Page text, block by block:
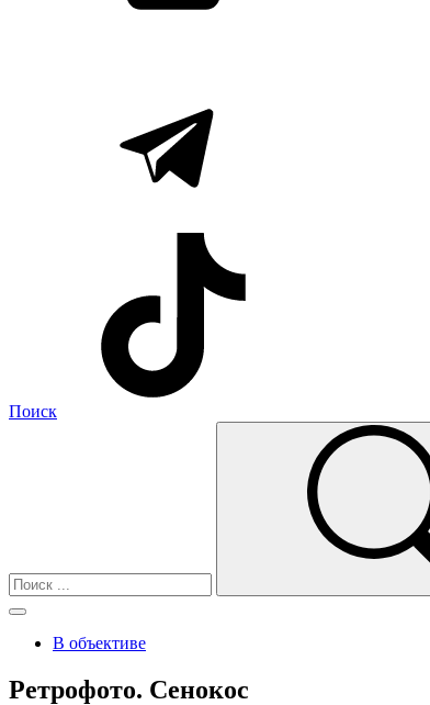
Поиск
В объективе
Ретрофото. Сенокос